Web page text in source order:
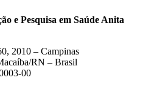
e Pesquisa em Saúde Anita
2010 – Campinas
RN – Brasil
00